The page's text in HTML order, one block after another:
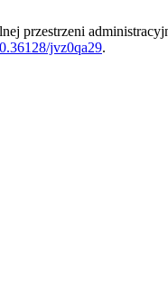
przestrzeni
jvz0qa29.